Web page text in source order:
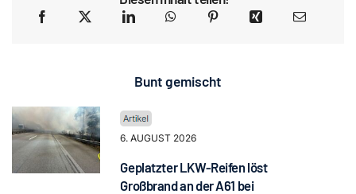
Bunt gemischt
6. AUGUST 2026
Geplatzter LKW-Reifen löst
Großbrand an der A61 bei